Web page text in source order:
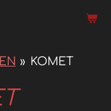
» KOMET